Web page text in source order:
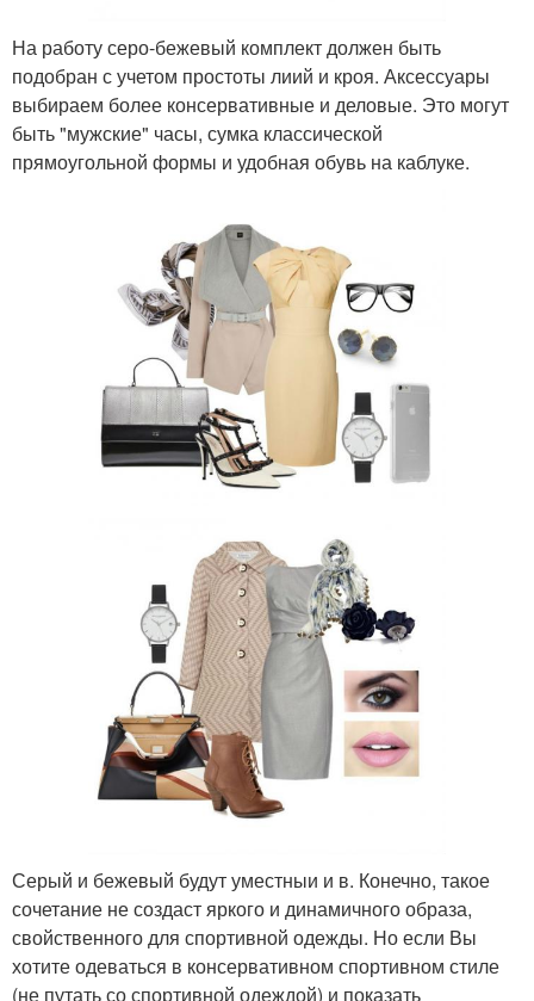
На работу серо-бежевый комплект должен быть
подобран с учетом простоты лиий и кроя. Аксессуары
выбираем более консервативные и деловые. Это могут
быть "мужские" часы, сумка классической
прямоугольной формы и удобная обувь на каблуке.
Серый и бежевый будут уместныи и в. Конечно, такое
сочетание не создаст яркого и динамичного образа,
свойственного для спортивной одежды. Но если Вы
хотите одеваться в консервативном спортивном стиле
(не путать со спортивной одеждой) и показать